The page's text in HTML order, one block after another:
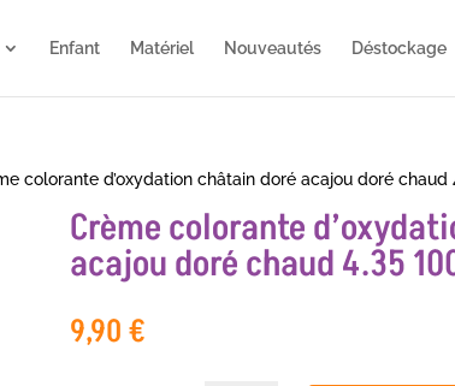
Enfant Matériel Nouveautés Déstockage
colorante d’oxydation châtain doré acajou doré chaud
Crème colorante
acajou doré chaud 4.35
9,90€